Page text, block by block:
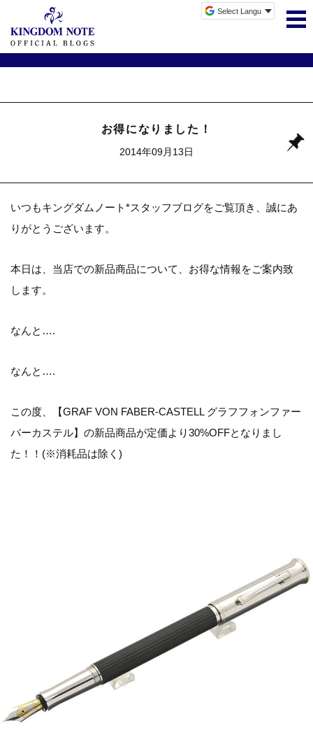
お得になりました！
2014年09月13日
いつもキングダムノート*スタッフブログをご覧頂き、誠にあ
りがとうございます。
本日は、当店での新品商品について、お得な情報をご案内致
します。
なんと….
なんと….
この度、
【GRAF VON FABER-CASTELL グラフフォンファー
バーカステル】の新品商品が定価より30%OFFとなりまし
た！！ (※消耗品は除く)